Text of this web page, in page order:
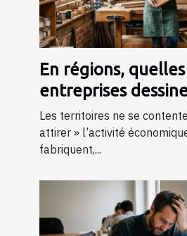
En régions,
entreprises
l’économie de
Les territoires ne se
attirer » l’activité
fabriquent,...